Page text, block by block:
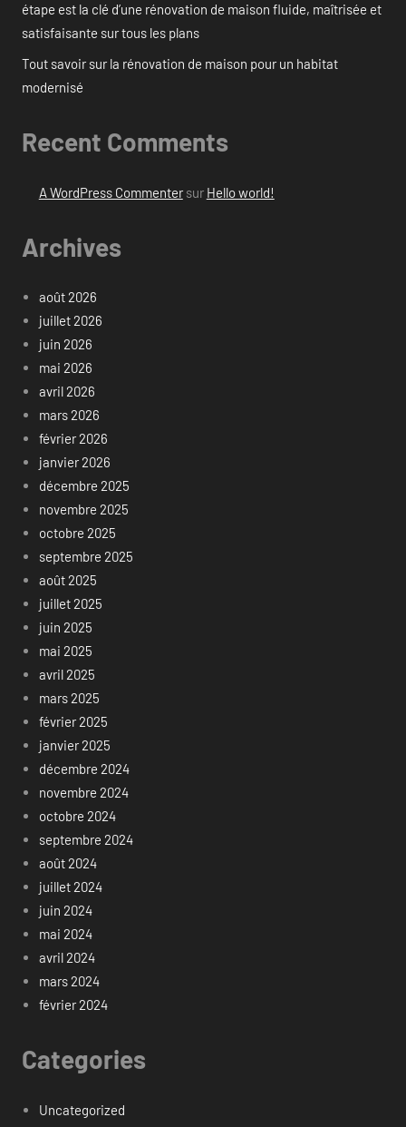
étape est la clé d’une rénovation de maison fluide, maîtrisée et
satisfaisante sur tous les plans
Tout savoir sur la rénovation de maison pour un habitat
modernisé
Recent Comments
A WordPress Commentersur Hello world!
Archives
août 2026
juillet 2026
juin 2026
mai 2026
avril 2026
mars 2026
février 2026
janvier 2026
décembre 2025
novembre 2025
octobre 2025
septembre 2025
août 2025
juillet 2025
juin 2025
mai 2025
avril 2025
mars 2025
février 2025
janvier 2025
décembre 2024
novembre 2024
octobre 2024
septembre 2024
août 2024
juillet 2024
juin 2024
mai 2024
avril 2024
mars 2024
février 2024
Categories
Uncategorized